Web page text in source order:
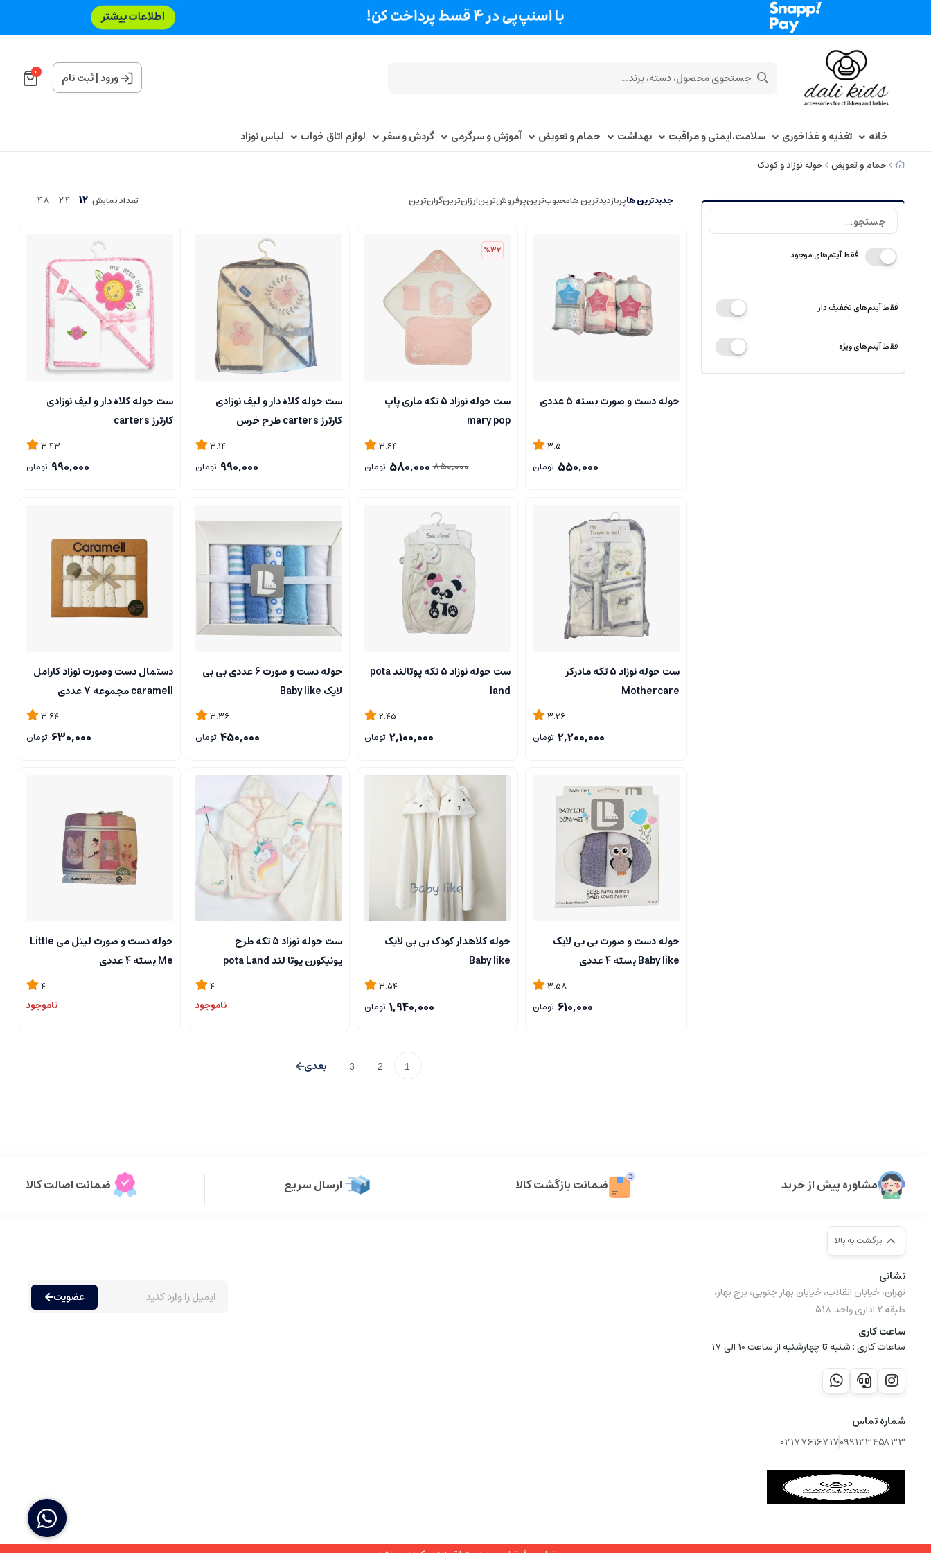
ورود|ثبت نام 0
خانه تغذیه و غذاخوری سلامت،ایمنی و مراقبت بهداشت حمام و تعویض آموزش و سرگرمی گردش و سفر لوازم اتاق خواب لباس نوزاد
حمام و تعویض حوله نوزاد و کودک
فقط آیتم‌های موجود
فقط آیتم‌های تخفیف دار
فقط آیتم‌های ویژه
جدیدترین هاپربازدیدترین هامحبوب‌‌ترینپرفروش‌ترینارزان‌ترینگران‌ترین تعداد نمایش 12
24
48
حوله دست و صورت بسته 5 عددی
3.5
550,000 تومان
%32
ست حوله نوزاد 5 تکه ماری پاپ
mary pop
3.64
850,000
580,000 تومان
ست حوله کلاه دار و لیف نوزادی
کارترز carters طرح خرس
3.14
990,000 تومان
ست حوله کلاه دار و لیف نوزادی
کارترز carters
3.43
990,000 تومان
ست حوله نوزاد 5 تکه مادرکر
Mothercare
3.26
2,200,000 تومان
ست حوله نوزاد 5 تکه پوتالند pota
land
2.45
2,100,000 تومان
حوله دست و صورت 6 عددی بی بی
لایک Baby like
3.36
450,000 تومان
دستمال دست وصورت نوزاد کارامل
caramell مجموعه 7 عددی
3.64
630,000 تومان
حوله دست و صورت بی بی لایک
Baby like بسته 4 عددی
3.58
610,000 تومان
حوله کلاهدار کودک بی بی لایک
Baby like
3.54
1,940,000 تومان
ست حوله نوزاد 5 تکه طرح
یونیکورن پوتا لند pota Land
4
ناموجود
حوله دست و صورت لیتل می Little
Me بسته 4 عددی
4
ناموجود
1
2
3
مشاوره پیش از خرید ضمانت بازگشت کالا ارسال سریع ضمانت اصالت کالا
برگشت به بالا
نشانی
تهران، خیابان انقلاب، خیابان بهار جنوبی، برج بهار،
طبقه ۲ اداری واحد ۵۱۸
ساعت کاری
ساعات کاری :‌ شنبه تا چهارشنبه از ساعت 10 الی 17
شماره تماس
09912345833
02177616717
عضویت